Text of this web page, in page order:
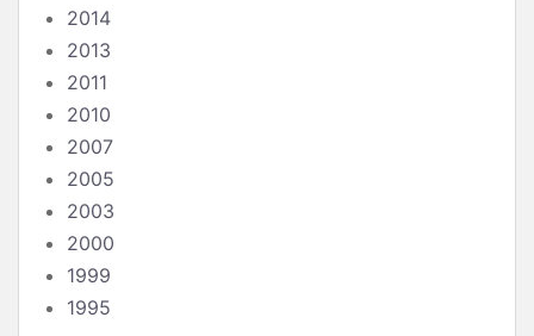
2014
2013
2011
2010
2007
2005
2003
2000
1999
1995